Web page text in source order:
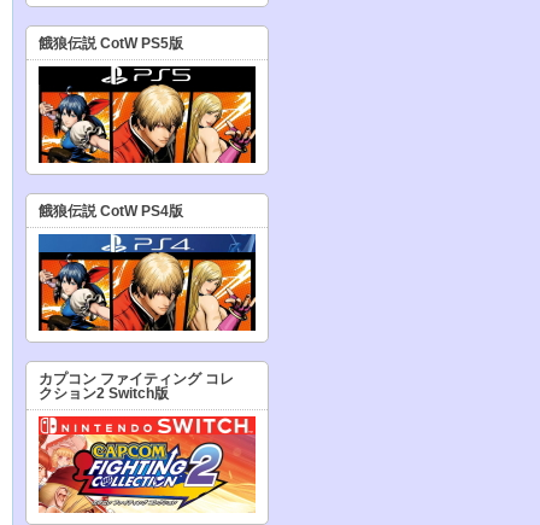
餓狼伝説 CotW PS5版
餓狼伝説 CotW PS4版
カプコン ファイティング コレ
クション2 Switch版